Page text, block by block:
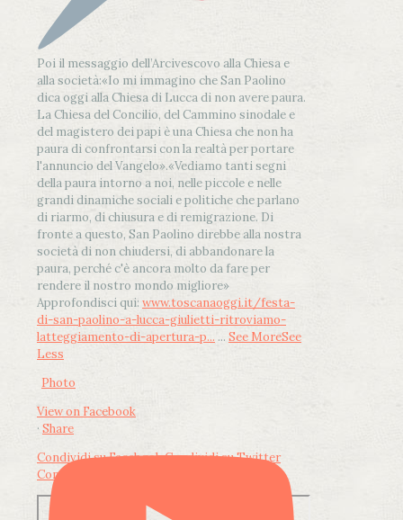
Poi il messaggio dell’Arcivescovo alla Chiesa e
alla società:«Io mi immagino che San Paolino
dica oggi alla Chiesa di Lucca di non avere paura.
La Chiesa del Concilio, del Cammino sinodale e
del magistero dei papi è una Chiesa che non ha
paura di confrontarsi con la realtà per portare
l'annuncio del Vangelo».«Vediamo tanti segni
della paura intorno a noi, nelle piccole e nelle
grandi dinamiche sociali e politiche che parlano
di riarmo, di chiusura e di remigrazione. Di
fronte a questo, San Paolino direbbe alla nostra
società di non chiudersi, di abbandonare la
paura, perché c'è ancora molto da fare per
rendere il nostro mondo migliore»
Approfondisci qui: www.toscanaoggi.it/festa-
di-san-paolino-a-lucca-giulietti-ritroviamo-
latteggiamento-di-apertura-p... ... See MoreSee
Less
Photo
View on Facebook
· Share
Condividi su FacebookCondividi su Twitter
Condividi su LinkedIn